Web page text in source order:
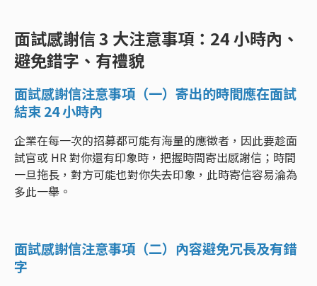
面試感謝信 3 大注意事項：24 小時內、
避免錯字、有禮貌
面試感謝信注意事項（一）寄出的時間應在面試
結束 24 小時內
企業在每一次的招募都可能有海量的應徵者，因此要趁面
試官或 HR 對你還有印象時，把握時間寄出感謝信；時間
一旦拖長，對方可能也對你失去印象，此時寄信容易淪為
多此一舉。
面試感謝信注意事項（二）內容避免冗長及有錯
字